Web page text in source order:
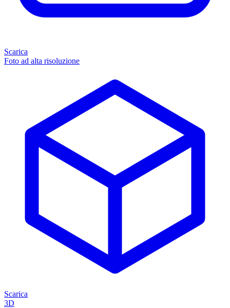
Scarica
Foto ad alta risoluzione
Scarica
3D